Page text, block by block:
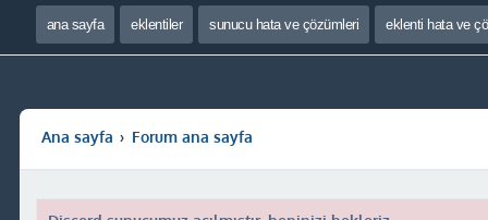
ana sayfa eklentiler sunucu hata ve çözümleri eklenti hata ve
Ana sayfa Forum ana sayfa